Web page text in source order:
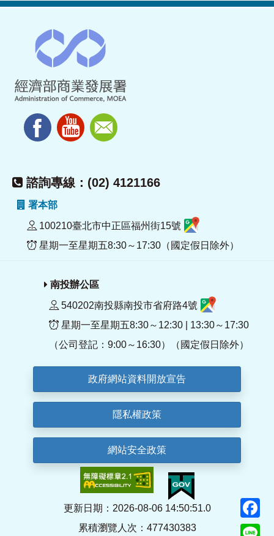
諮詢專線：(02) 4121166
署本部
100210臺北市中正區福州街15號
星期一至星期五8:30～17:30（國定假日除外）
南投辦公區
540202南投縣南投市省府路4號
星期一至星期五8:30～12:30 | 13:30～17:30
（公司登記：9:00～16:30）（國定假日除外）
政府網站資料開放宣告
隱私權政策
網站安全政策
更新日期：2026-08-06 14:50:51.0
累積瀏覽人次：477430383